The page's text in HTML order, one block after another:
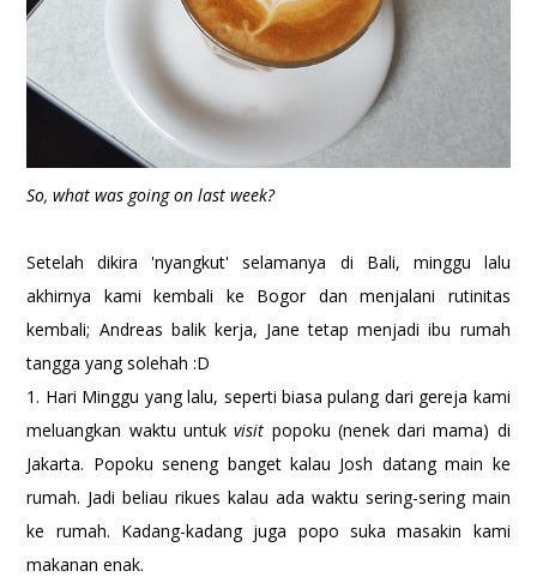
So, what was going on last week?
Setelah dikira 'nyangkut' selamanya di Bali, minggu lalu
akhirnya kami kembali ke Bogor dan menjalani rutinitas
kembali; Andreas balik kerja, Jane tetap menjadi ibu rumah
tangga yang solehah :D
1. Hari Minggu yang lalu, seperti biasa pulang dari gereja kami
meluangkan waktu untukvisit popoku (nenek dari mama) di
Jakarta. Popoku seneng banget kalau Josh datang main ke
rumah. Jadi beliau rikues kalau ada waktu sering-sering main
ke rumah. Kadang-kadang juga popo suka masakin kami
makanan enak.